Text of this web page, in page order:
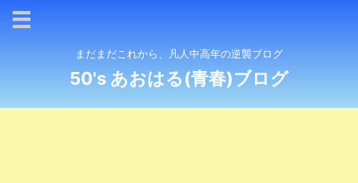
まだまだこれから、凡人中高年の逆襲ブログ
50's あおはる(青春)ブログ